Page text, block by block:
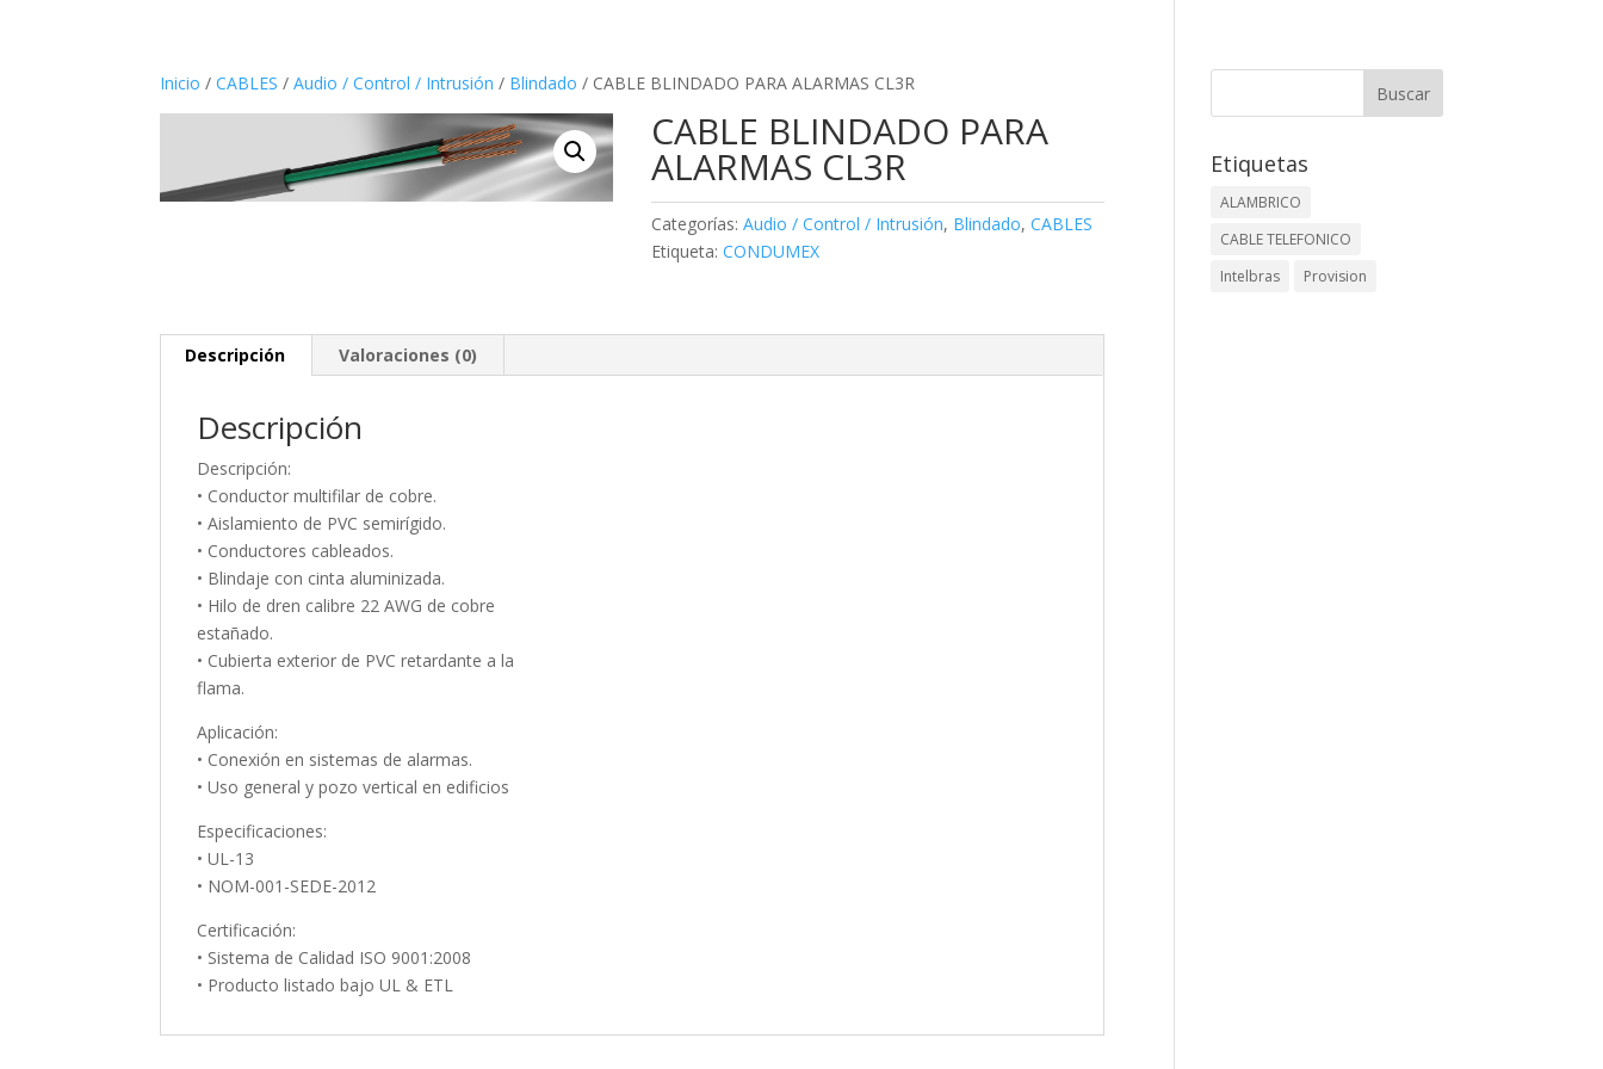
Inicio /CABLES /Audio / Control / Intrusión / Blindado / CABLE BLINDADO PARA ALARMAS CL3R
CABLE BLINDADO PARA
ALARMAS CL3R
Categorías:Audio / Control / Intrusión, Blindado,CABLES
Etiqueta:CONDUMEX
Descripción Valoraciones (0)
Descripción
Descripción:
• Conductor multifilar de cobre.
• Aislamiento de PVC semirígido.
• Conductores cableados.
• Blindaje con cinta aluminizada.
• Hilo de dren calibre 22 AWG de cobre
estañado.
• Cubierta exterior de PVC retardante a la
flama.
Aplicación:
• Conexión en sistemas de alarmas.
• Uso general y pozo vertical en edificios
Especificaciones:
• UL-13
• NOM-001-SEDE-2012
Certificación:
• Sistema de Calidad ISO 9001:2008
• Producto listado bajo UL & ETL
Etiquetas
ALAMBRICO
CABLE TELEFONICO
Intelbras
Provision